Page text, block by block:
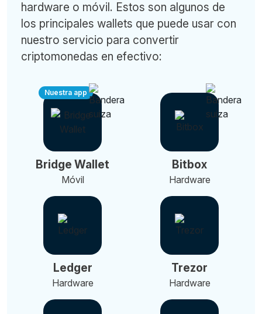
hardware o móvil. Estos son algunos de
los principales wallets que puede usar con
nuestro servicio para convertir
criptomonedas en efectivo:
Nuestra app
Bridge Wallet
Móvil
Bitbox
Hardware
Ledger
Hardware
Trezor
Hardware